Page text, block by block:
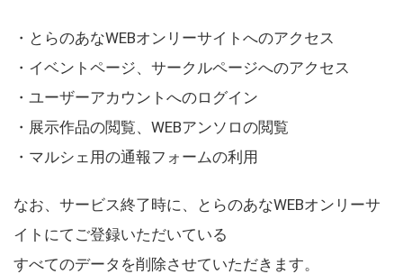
・とらのあなWEBオンリーサイトへのアクセス
・イベントページ、サークルページへのアクセス
・ユーザーアカウントへのログイン
・展示作品の閲覧、WEBアンソロの閲覧
・マルシェ用の通報フォームの利用
なお、サービス終了時に、とらのあなWEBオンリーサ
イトにてご登録いただいている
すべてのデータを削除させていただきます。